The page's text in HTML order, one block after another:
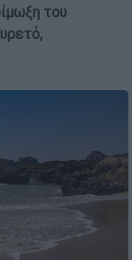
του